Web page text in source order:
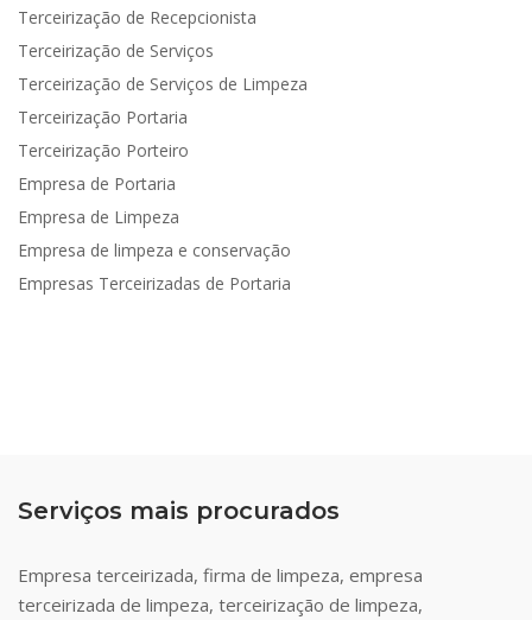
Terceirização de Recepcionista
Terceirização de Serviços
Terceirização de Serviços de Limpeza
Terceirização Portaria
Terceirização Porteiro
Empresa de Portaria
Empresa de Limpeza
Empresa de limpeza e conservação
Empresas Terceirizadas de Portaria
Serviços mais procurados
Empresa terceirizada, firma de limpeza, empresa
terceirizada de limpeza, terceirização de limpeza,